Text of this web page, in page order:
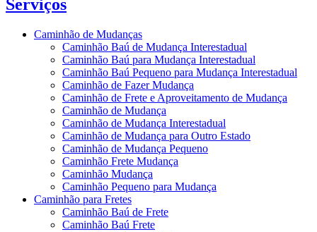
Serviços
Caminhão de Mudanças
Caminhão Baú de Mudança Interestadual
Caminhão Baú para Mudança Interestadual
Caminhão Baú Pequeno para Mudança Interestadual
Caminhão de Fazer Mudança
Caminhão de Frete e Aproveitamento de Mudança
Caminhão de Mudança
Caminhão de Mudança Interestadual
Caminhão de Mudança para Outro Estado
Caminhão de Mudança Pequeno
Caminhão Frete Mudança
Caminhão Mudança
Caminhão Pequeno para Mudança
Caminhão para Fretes
Caminhão Baú de Frete
Caminhão Baú Frete